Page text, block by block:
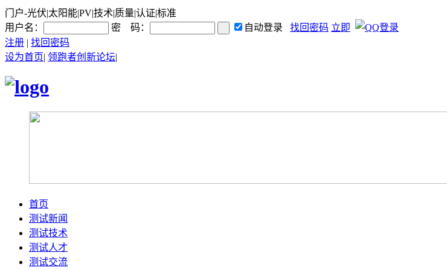
门户-光伏|太阳能|PV|技术|质量|认证|标准
用户名：
密 码： 自动登录 找回密码 立即
注册 | 找回密码
设为首页| 领跑者创新论坛|
首页
测试新闻
测试技术
测试人才
测试交流